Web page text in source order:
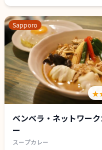
Sapporo
ベンベラ・ネットワー
ー
スープカレー